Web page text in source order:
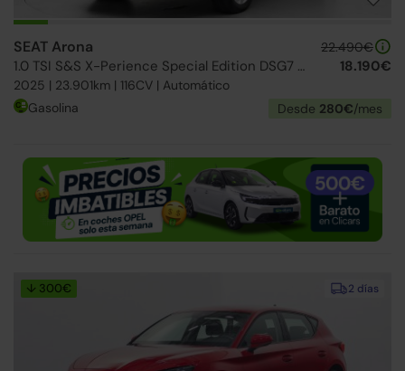
SEAT Arona
1.0 TSI S&S X-Perience Special Edition DSG7 115
2025 | 23.901km | 116CV | Automático
22.490€
18.190€
Gasolina Desde 280€/mes
2 días
↓ 300€